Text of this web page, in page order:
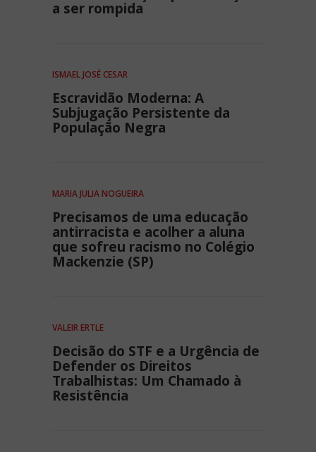
a ser rompida
ISMAEL JOSÉ CESAR
Escravidão Moderna: A
Subjugação Persistente da
População Negra
MARIA JULIA NOGUEIRA
Precisamos de uma educação
antirracista e acolher a aluna
que sofreu racismo no Colégio
Mackenzie (SP)
VALEIR ERTLE
Decisão do STF e a Urgência de
Defender os Direitos
Trabalhistas: Um Chamado à
Resistência